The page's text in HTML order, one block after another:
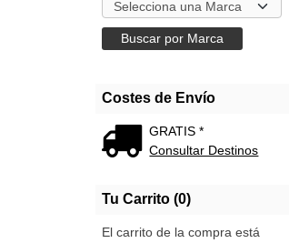
Costes de Envío
GRATIS *
Consultar Destinos
Tu Carrito (0)
El carrito de la compra está